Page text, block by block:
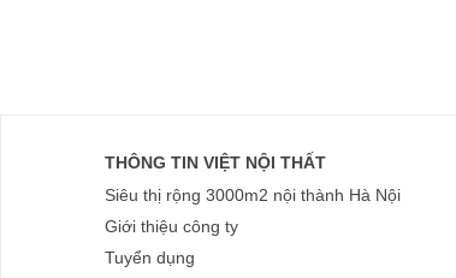
THÔNG TIN VIỆT NỘI THẤT
Siêu thị rộng 3000m2 nội thành Hà Nội
Giới thiệu công ty
Tuyển dụng